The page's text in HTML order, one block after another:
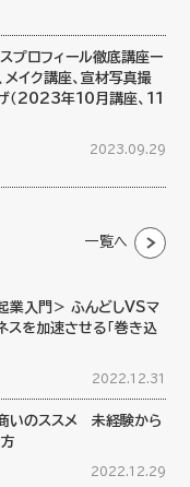
プロフィール徹底講座ー
メイク講座、宣材写真撮
（2023年10月講座、11
2023.09.29
一覧へ
起業入門＞ ふんどしVSマ
スを加速させる「巻き込
2022.12.31
商いのススメ 未経験から
2022.12.29